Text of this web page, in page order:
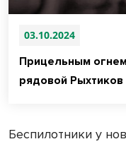
03.10.2024
Прицельным
рядовой Рыхтиков
Беспилотники у